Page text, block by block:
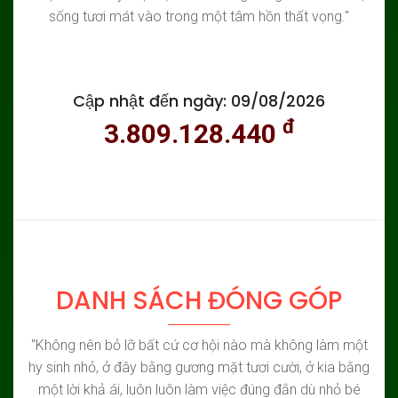
sống tươi mát vào trong một tâm hồn thất vọng."
Cập nhật đến ngày: 09/08/2026
3.809.128.440 đ
DANH SÁCH ĐÓNG GÓP
"Không nên bỏ lỡ bất cứ cơ hội nào mà không làm một
hy sinh nhỏ, ở đây bằng gương mặt tươi cười, ở kia bằng
một lời khả ái, luôn luôn làm việc đúng đắn dù nhỏ bé